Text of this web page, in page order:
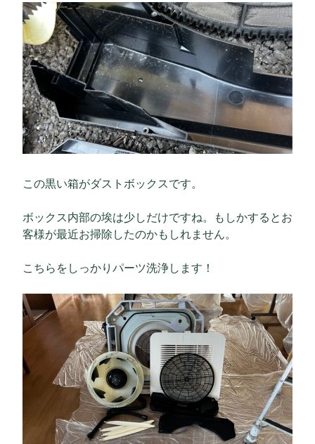
この黒い箱がダストボックスです。
ボックス内部の埃は少しだけですね。もしかするとお
客様が最近お掃除したのかもしれません。
こちらをしっかりパーツ洗浄します！